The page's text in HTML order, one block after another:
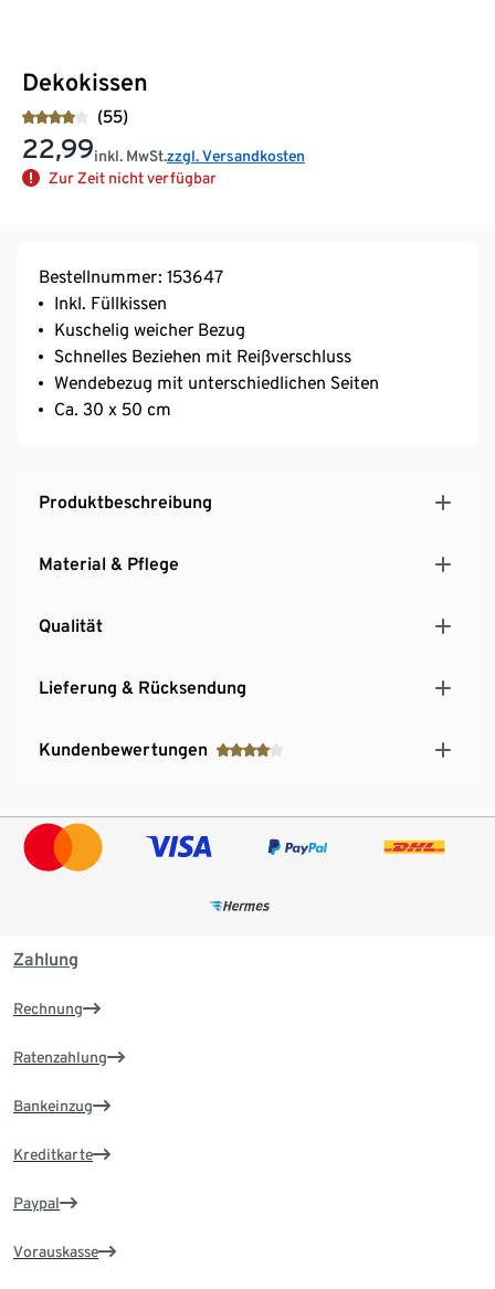
Dekokissen
(55)
22,99inkl. MwSt.zzgl. Versandkosten
Zur Zeit nicht verfügbar
Bestellnummer: 153647
Inkl. Füllkissen
Kuschelig weicher Bezug
Schnelles Beziehen mit Reißverschluss
Wendebezug mit unterschiedlichen Seiten
Ca. 30 x 50 cm
Produktbeschreibung
Material & Pflege
Qualität
Lieferung & Rücksendung
Kundenbewertungen
Zahlung
Rechnung
Ratenzahlung
Bankeinzug
Kreditkarte
Paypal
Vorauskasse